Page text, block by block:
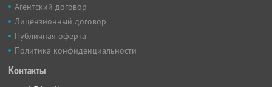
Агентский договор
Лицензионный договор
Публичная оферта
Политика конфиденциальности
Контакты